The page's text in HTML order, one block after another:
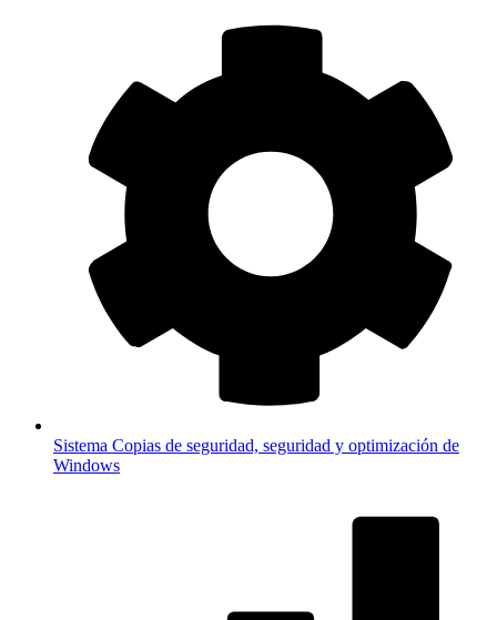
Sistema Copias de seguridad, seguridad y optimización de
Windows